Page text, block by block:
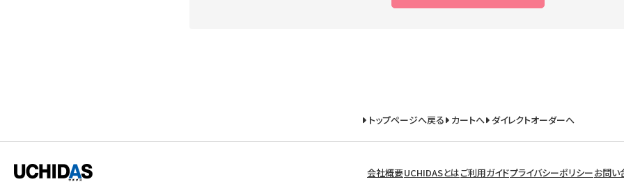
トップページへ戻る カートへ ダイレクトオーダーへ
会社概要UCHIDASとはご利用ガイドプライバシーポリシーお問い